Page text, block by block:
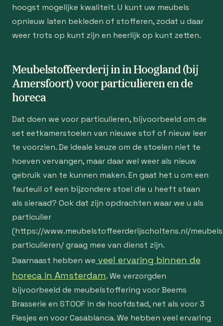
hoogst mogelijke kwaliteit. U kunt uw meubels
opnieuw laten bekleden of stofferen, zodat u daar
weer trots op kunt zijn en heerlijk op kunt zetten.
Meubelstoffeerderij in in Hoogland (bij
Amersfoort) voor particulieren en de
horeca
Dat doen we voor particulieren, bijvoorbeeld om de
set eetkamerstoelen van nieuwe stof of nieuw leer
te voorzien. De ideale keuze om de stoelen niet te
hoeven vervangen, maar daar wel weer als nieuw
gebruik van te kunnen maken. En gaat het u om een
fauteuil of een bijzondere stoel die u heeft staan
als sieraad? Ook dat zijn opdrachten waar we u als
particulier
(https://www.meubelstoffeerderijscholtens.nl/
particulieren/ graag mee van dienst zijn.
Daarnaast hebben we veel ervaring binnen de
horeca in Amsterdam. We verzorgden
bijvoorbeeld de meubelstoffering voor Beems
Brasserie en STOOF in de hoofdstad, net als voor 3
Flesjes en voor Casablanca. We hebben veel ervaring